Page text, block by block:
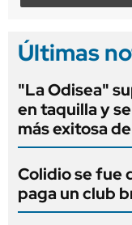
Últimas
"La Odisea"
en taquilla y
más exitosa
Colidio se fue
paga un club